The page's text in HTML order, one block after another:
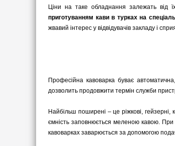
Ціни на таке обладнання залежать від
приготуванням кави в турках на
жвавий інтерес у відвідувачів закладу і
Професійна кавоварка буває
дозволить продовжити термін служби
Найбільш поширені – це ріжкові, гейзерні,
ємність заповнюється меленою кавою. При
кавоварках заварюється за допомогою